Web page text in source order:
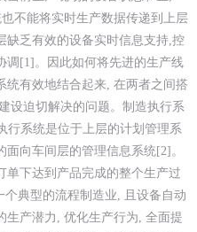
不能将实时生产数据传递到上层
缺乏有效的设备实时信息支持,控
调[1]。因此如何将先进的生产线
统有效地结合起来, 在两者之间搭
设迫切解决的问题。制造执行系
行系统是位于上层的计划管理系
向车间层的管理信息系统[2]。
单下达到产品完成的整个生产过
典型的流程制造业, 且设备自动
生产潜力, 优化生产行为, 全面提